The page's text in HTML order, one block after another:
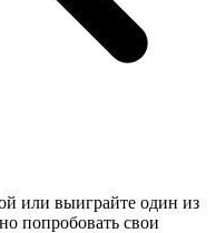
или выиграйте один из
попробовать свои